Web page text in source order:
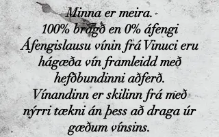
Minna er meira.
100% bragð en 0% áfengi
Áfengislausu vínin frá Vinuci eru
hágæða vín framleidd með
hefðbundinni aðferð.
Vínandinn er skilinn frá með
nýrri tækni án þess að draga úr
gæðum vínsins.